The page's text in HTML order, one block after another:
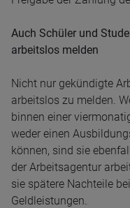
Auch Schüler und
arbeitslos melden
Nicht nur gekündigte
arbeitslos zu melden.
binnen einer
weder einen
können, sind sie
der Arbeitsagentur
sie spätere Nachteile
Geldleistungen.